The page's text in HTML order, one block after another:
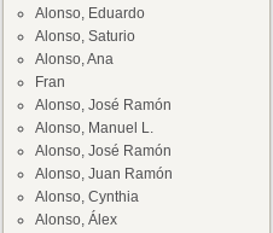
Alonso, Eduardo
Alonso, Saturio
Alonso, Ana
Fran
Alonso, José Ramón
Alonso, Manuel L.
Alonso, José Ramón
Alonso, Juan Ramón
Alonso, Cynthia
Alonso, Álex